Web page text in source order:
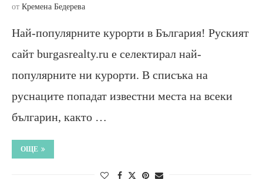
от Кремена Бедерева
Най-популярните курорти в България! Руският
сайт burgasrealty.ru е селектирал най-
популярните ни курорти. В списъка на
руснаците попадат известни места на всеки
българин, както …
ОЩЕ